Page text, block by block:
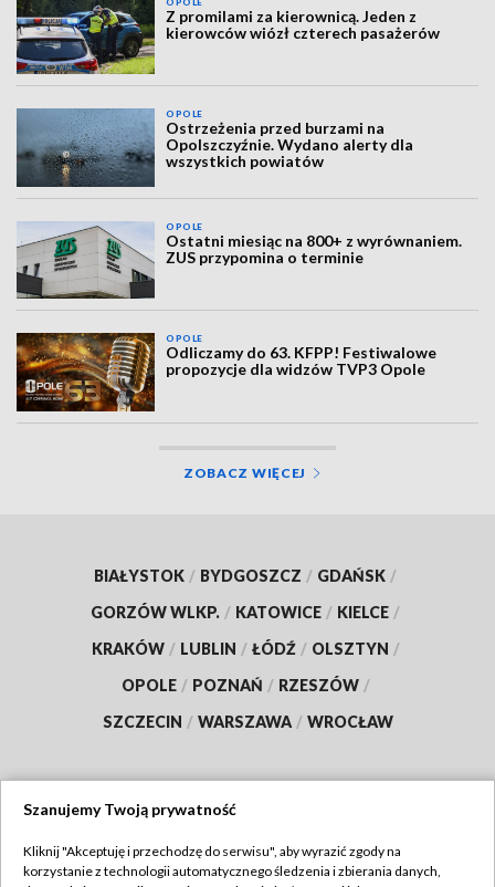
OPOLE
Z promilami za kierownicą. Jeden z
kierowców wiózł czterech pasażerów
OPOLE
Ostrzeżenia przed burzami na
Opolszczyźnie. Wydano alerty dla
wszystkich powiatów
OPOLE
Ostatni miesiąc na 800+ z wyrównaniem.
ZUS przypomina o terminie
OPOLE
Odliczamy do 63. KFPP! Festiwalowe
propozycje dla widzów TVP3 Opole
ZOBACZ WIĘCEJ
BIAŁYSTOK / BYDGOSZCZ / GDAŃSK /
GORZÓW WLKP. / KATOWICE / KIELCE /
KRAKÓW / LUBLIN / ŁÓDŹ / OLSZTYN /
OPOLE / POZNAŃ / RZESZÓW /
SZCZECIN / WARSZAWA / WROCŁAW
TVP
Szanujemy Twoją prywatność
Kliknij "Akceptuję i przechodzę do serwisu", aby wyrazić zgody na
korzystanie z technologii automatycznego śledzenia i zbierania danych,